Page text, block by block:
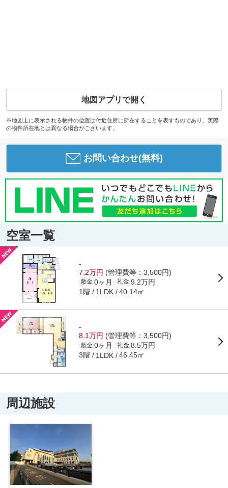
地図アプリで開く
※地図上に表示される物件の位置は付近住所に所在することを表すものであり、実際
の物件所在地とは異なる場合がございます。
お問い合わせ(無料)
空室一覧
-
7.2万円 (管理費等：3,500円)
敷金 0ヶ月 礼金 9.2万円
1階 1LDK 40.14㎡
-
8.1万円 (管理費等：3,500円)
敷金 0ヶ月 礼金 8.5万円
3階 1LDK 46.45㎡
周辺施設